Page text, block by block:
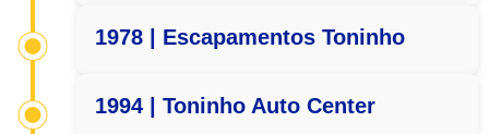
1978 | Escapamentos Toninho
1994 | Toninho Auto Center